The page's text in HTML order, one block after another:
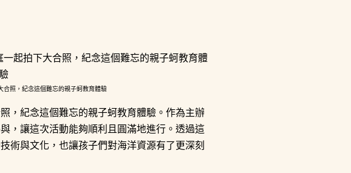
合照，紀念這個難忘的親子蚵教育體驗
，紀念這個難忘的親子蚵教育體驗。作為主辦
，讓這次活動能夠順利且圓滿地進行。透過這
術與文化，也讓孩子們對海洋資源有了更深刻